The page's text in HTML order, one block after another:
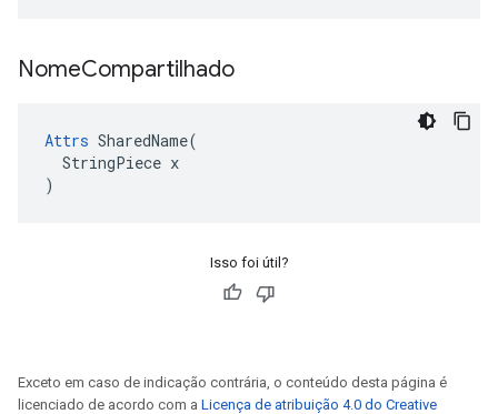
NomeCompartilhado
Attrs SharedName(
  StringPiece x
)
Isso foi útil?
Exceto em caso de indicação contrária, o conteúdo desta página é
licenciado de acordo com a Licença de atribuição 4.0 do Creative